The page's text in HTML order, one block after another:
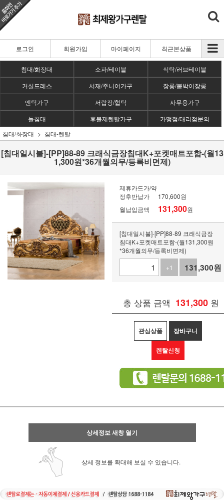
로그인 회원가입 마이페이지 최근본상품
침대/화장대 소파/테이블
식탁/러브테이블
거실드레스
서재/주니어가구
장롱/붙박이장롱
엔틱가구
서랍장/협탁
사무용가구
돌침대
후불제렌탈가구
가맹점/대리점문의
침대/화장대
침대-렌탈
[침대일시불]-[PP]88-89 크래식금장침대K+포켓매트포함-(월13
1,300원*36개월의무/등록비면제)
제휴카드가/약
정후반납가
170,600원
월납입금액
131,300원
[침대일시불]-[PP]88-89 크래식금장
침대K+포켓매트포함-(월131,300원
*36개월의무/등록비면제)
+1
-1
131,300원
총 상품 금액 131,300 원
관심상품 장바구니
렌탈신청
상세정보 새창 열기
상세 정보를 확대해 보실 수 있습니다.